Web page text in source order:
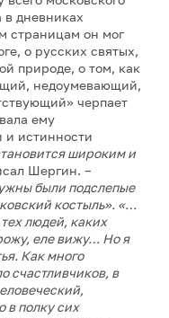
дневниках
страницам он мог
о русских святых,
природе, о том, как
недоумевающий,
черпает
ему
и истинности
широким и
Шергин. –
были подслепые
костыль». «…
людей, каких
еле вижу… Но я
Как много
счастливчиков, в
в полку сих